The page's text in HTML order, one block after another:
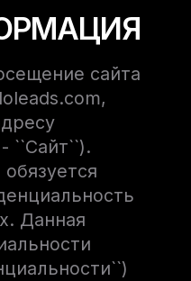
сайта
``Сайт``).
Данная